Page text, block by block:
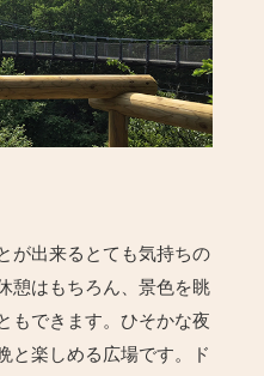
が出来るとても気持ちの
憩はもちろん、景色を眺
もできます。ひそかな夜
と楽しめる広場です。ド